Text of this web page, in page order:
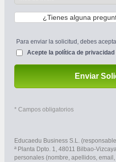
¿Tienes alguna
Para enviar la solicitud, debes
Acepte la política de privacidad
Enviar
* Campos obligatorios
Educaedu Business S.L.
ª Planta Dpto. 1, 48011 Bilbao-
personales (nombre, apellidos,